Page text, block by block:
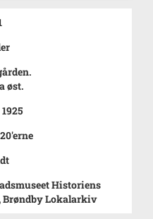
øst.
1925
Historiens
Brøndby Lokalarkiv